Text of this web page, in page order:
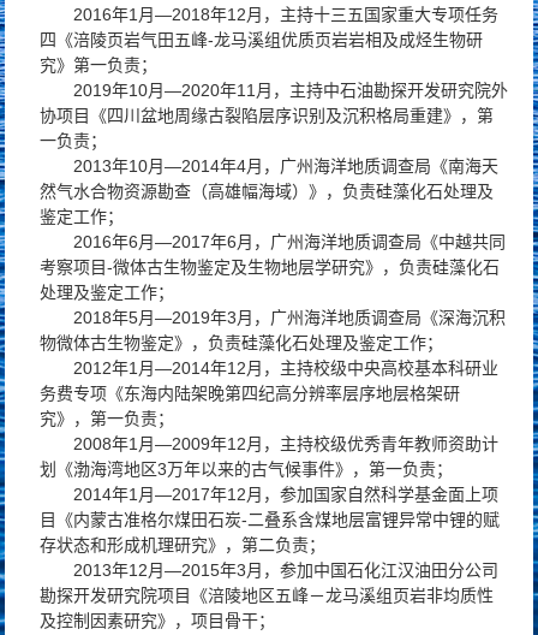
2016年1月—2018年12月，主持十三五国家重大专项任务
四《涪陵页岩气田五峰-龙马溪组优质页岩岩相及成烃生物研
究》第一负责；
2019年10月—2020年11月，主持中石油勘探开发研究院外
协项目《四川盆地周缘古裂陷层序识别及沉积格局重建》，第
一负责；
2013年10月—2014年4月，广州海洋地质调查局《南海天
然气水合物资源勘查（高雄幅海域）》，负责硅藻化石处理及
鉴定工作；
2016年6月—2017年6月，广州海洋地质调查局《中越共同
考察项目-微体古生物鉴定及生物地层学研究》，负责硅藻化石
处理及鉴定工作；
2018年5月—2019年3月，广州海洋地质调查局《深海沉积
物微体古生物鉴定》，负责硅藻化石处理及鉴定工作；
2012年1月—2014年12月，主持校级中央高校基本科研业
务费专项《东海内陆架晚第四纪高分辨率层序地层格架研
究》，第一负责；
2008年1月—2009年12月，主持校级优秀青年教师资助计
划《渤海湾地区3万年以来的古气候事件》，第一负责；
2014年1月—2017年12月，参加国家自然科学基金面上项
目《内蒙古准格尔煤田石炭-二叠系含煤地层富锂异常中锂的赋
存状态和形成机理研究》，第二负责；
2013年12月—2015年3月，参加中国石化江汉油田分公司
勘探开发研究院项目《涪陵地区五峰－龙马溪组页岩非均质性
及控制因素研究》，项目骨干；